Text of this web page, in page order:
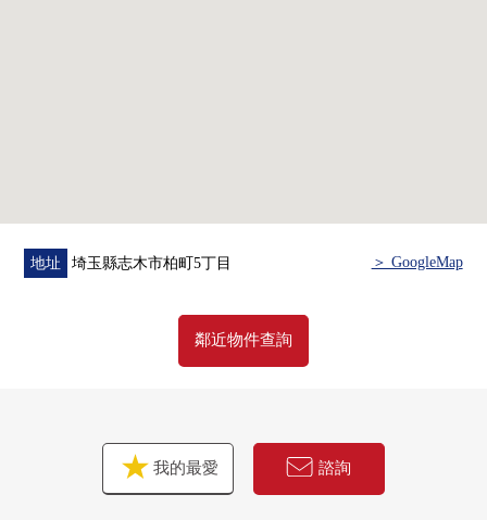
▼周邊環境
・在步行範圍以內生活環境充實
・是便於通勤、上學的良好地理位置
■在找想要的家方面給予幫助的━━━━━・・・
房屋的詳細、需討論是如感興趣,歡迎請隨時聯繫我們。
地址 埼玉縣志木市柏町5丁目 ＞ GoogleMap
鄰近物件查詢
我的最愛 諮詢